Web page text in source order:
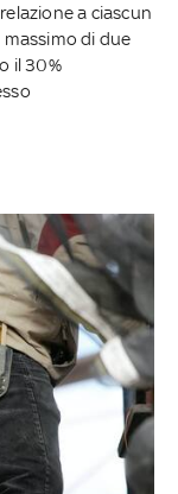
a ciascun
di due
il 30%